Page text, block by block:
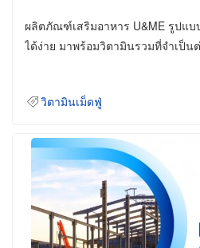
ผลิตภัณฑ์เสริมอาหาร U&ME รูปแ
ได้ง่าย มาพร้อมวิตามินรวมที่จำเป็น
วิตามินเม็ดฟู่